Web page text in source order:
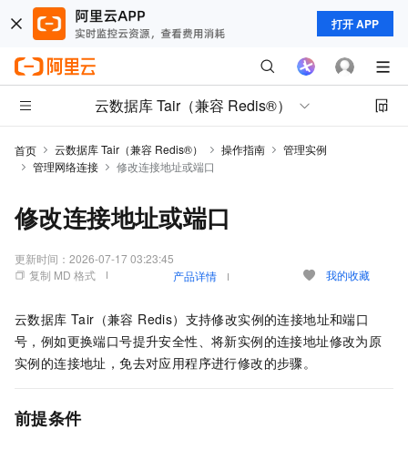
打开 APP
云数据库 Tair（兼容 Redis®）
首页 云数据库 Tair（兼容 Redis®） 操作指南
管理实例
管理网络连接
修改连接地址或端口
修改连接地址或端口
更新时间： 2026-07-17 03:23:45
复制 MD 格式
产品详情 我的收藏
云数据库 Tair（兼容 Redis） 支持修改实例的连接地址和端口
号，例如更换端口号提升安全性、将新实例的连接地址修改为原
实例的连接地址，免去对应用程序进行修改的步骤。
前提条件